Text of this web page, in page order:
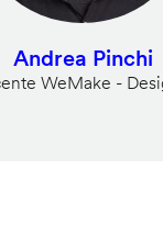
Andrea Pinchi
WeMake -